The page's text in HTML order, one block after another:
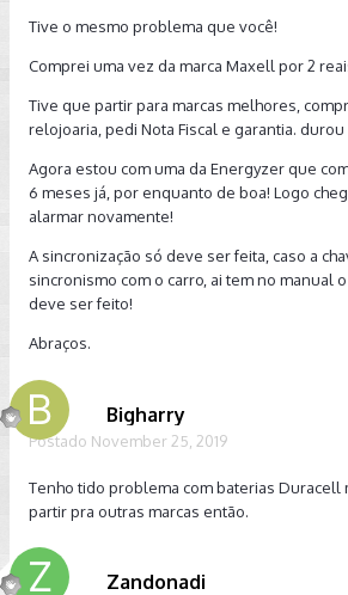
Tive o mesmo problema que você!
Comprei uma vez da marca Maxell por 2
Tive que partir para marcas melhores,
relojoaria, pedi Nota Fiscal e garantia. durou
Agora estou com uma da Energyzer que
6 meses já, por enquanto de boa! Logo
alarmar novamente!
A sincronização só deve ser feita, caso a
sincronismo com o carro, ai tem no manual
deve ser feito!
Abraços.
Bigharry
Postado November 25, 2019
Tenho tido problema com baterias Duracell
partir pra outras marcas então.
Zandonadi